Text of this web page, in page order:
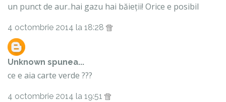
un punct de aur..hai gazu hai băieții! Orice e posibil
4 octombrie 2014 la 18:28
Unknown spunea...
ce e aia carte verde ???
4 octombrie 2014 la 19:51